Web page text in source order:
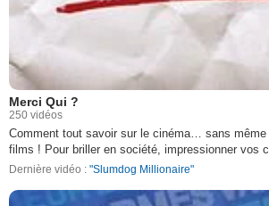
Merci Qui ?
250 vidéos
Comment tout savoir sur le cinéma… sans même
films ! Pour briller en société, impressionner vos
Dernière vidéo : "Slumdog Millionaire"